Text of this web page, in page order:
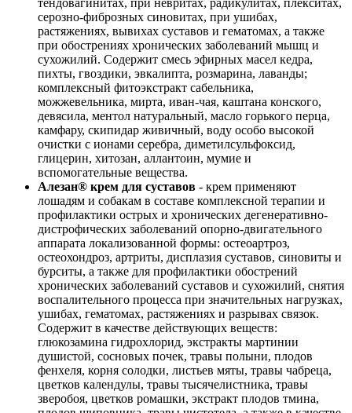
серозно-фиброзных синовитах, при ушибах,
растяжениях, вывихах суставов и гематомах, а также
при обострениях хронических заболеваний мышц и
сухожилий. Содержит смесь эфирных масел кедра,
пихты, гвоздики, эвкалипта, розмарина, лаванды;
комплексный фитоэкстракт сабельника,
можжевельника, мирта, иван-чая, каштана конского,
девясила, ментол натуральный, масло горького перца,
камфару, скипидар живичный, воду особо высокой
очистки с ионами серебра, диметилсульфоксид,
глицерин, хитозан, аллантоин, мумие и
вспомогательные вещества.
Алезан® крем для суставов - крем применяют
лошадям и собакам в составе комплексной терапии и
профилактики острых и хронических дегенеративно-
дистрофических заболеваний опорно-двигательного
аппарата локализованной формы: остеоартроз,
остеохондроз, артриты, дисплазия суставов, синовиты и
бурситы, а также для профилактики обострений
хронических заболеваний суставов и сухожилий, снятия
воспалительного процесса при значительных нагрузках,
ушибах, гематомах, растяжениях и разрывах связок.
Содержит в качестве действующих веществ:
глюкозамина гидрохлорид, экстракты мартинии
душистой, сосновых почек, травы полыни, плодов
фенхеля, корня солодки, листьев мяты, травы чабреца,
цветков календулы, травы тысячелистника, травы
зверобоя, цветков ромашки, экстракт плодов тмина,